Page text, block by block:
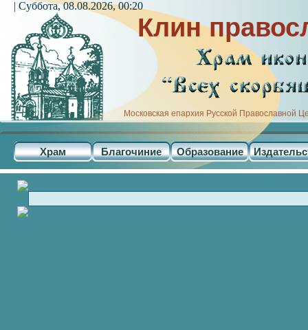
Клин
Московская епархия Русской Православной
Храм Благочиние Образование
| Суббота, 08.08.2026, 00:20